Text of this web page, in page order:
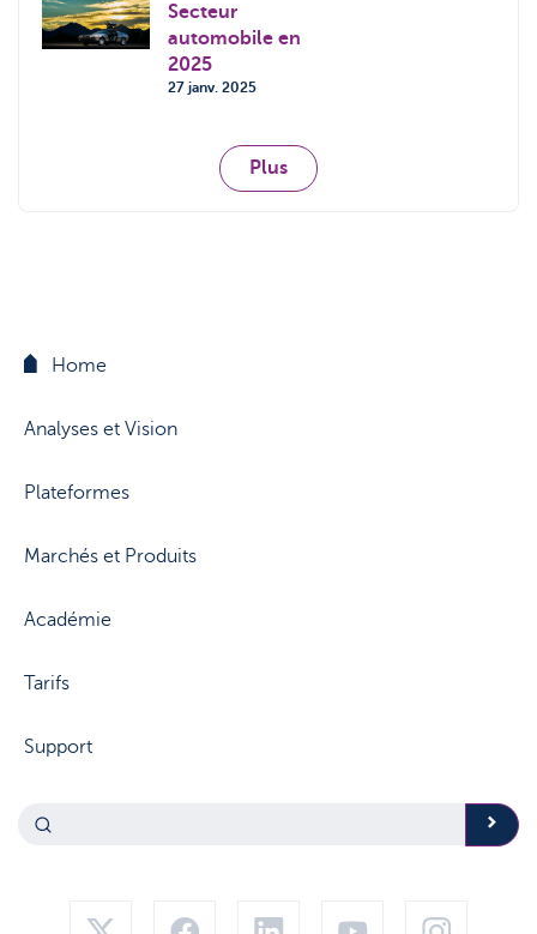
Secteur
automobile en
2025
27 janv. 2025
Plus
Home
Analyses et Vision
Plateformes
Marchés et Produits
Académie
Tarifs
Support